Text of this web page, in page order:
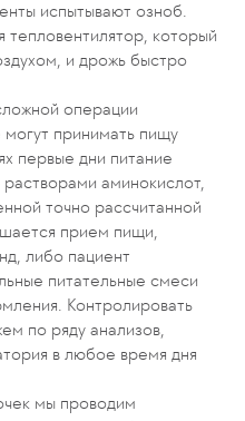
испытывают озноб.
тепловентилятор, который
и дрожь быстро
операции
принимать пищу
первые дни питание
аминокислот,
точно рассчитанной
прием пищи,
либо пациент
питательные смеси
Контролировать
по ряду анализов,
в любое время дня
мы проводим